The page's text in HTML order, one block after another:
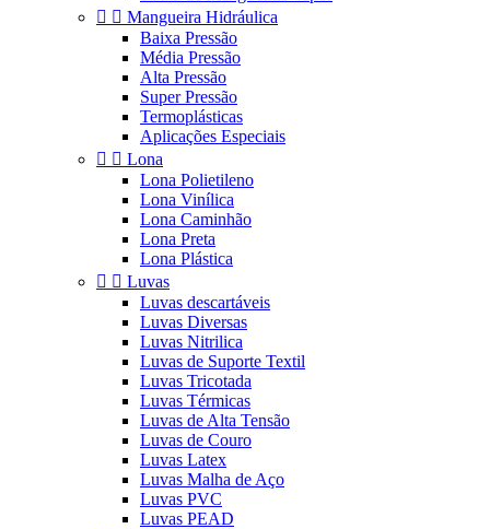
  Mangueira Hidráulica
Baixa Pressão
Média Pressão
Alta Pressão
Super Pressão
Termoplásticas
Aplicações Especiais
  Lona
Lona Polietileno
Lona Vinílica
Lona Caminhão
Lona Preta
Lona Plástica
  Luvas
Luvas descartáveis
Luvas Diversas
Luvas Nitrilica
Luvas de Suporte Textil
Luvas Tricotada
Luvas Térmicas
Luvas de Alta Tensão
Luvas de Couro
Luvas Latex
Luvas Malha de Aço
Luvas PVC
Luvas PEAD